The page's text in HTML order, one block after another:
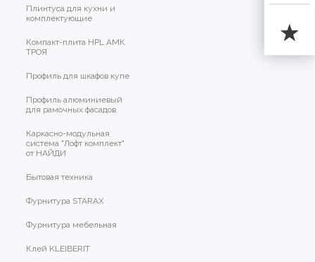
Плинтуса для кухни и
комплектующие
Компакт-плита HPL АМК
ТРОЯ
Профиль для шкафов купе
Профиль алюминиевый
для рамочных фасадов
Каркасно-модульная
система "Лофт комплект"
от НАЙДИ
Бытовая техника
Фурнитура STARAX
Фурнитура мебельная
Клей KLEIBERIT